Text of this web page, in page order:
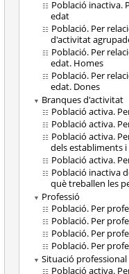
Població inactiva.
edat
Població. Per
d'activitat
Població. Per
edat. Homes
Població. Per
edat. Dones
Branques d'activitat
Població activa.
Població activa.
Població activa.
dels establiments i
Població activa.
Població inactiva
què treballen les
Professió
Població. Per
Població. Per
Població. Per
Població. Per
Situació professional
Població activa.